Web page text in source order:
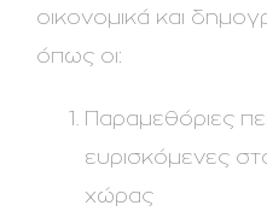
οικονομικά και
όπως οι:
Παραμεθόριες
ευρισκόμενες
χώρας